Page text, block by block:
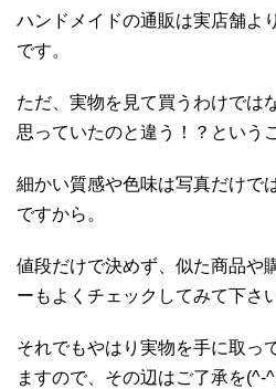
ハンドメイドの通販は実店舗よ
です。
ただ、実物を見て買うわけでは
思っていたのと違う！？という
細かい質感や色味は写真だけで
ですから。
値段だけで決めず、似た商品や
ーもよくチェックしてみて下さい
それでもやはり実物を手に取っ
ますので、その辺はご了承を(^-